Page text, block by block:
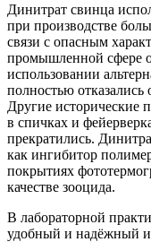
Динитрат свинца
при производстве
связи с опасным
промышленной сфере
использовании
полностью отказались
Другие исторические
в спичках и
прекратились.
как ингибитор
покрытиях
качестве зооцида.
В лабораторной
удобный и надёжный